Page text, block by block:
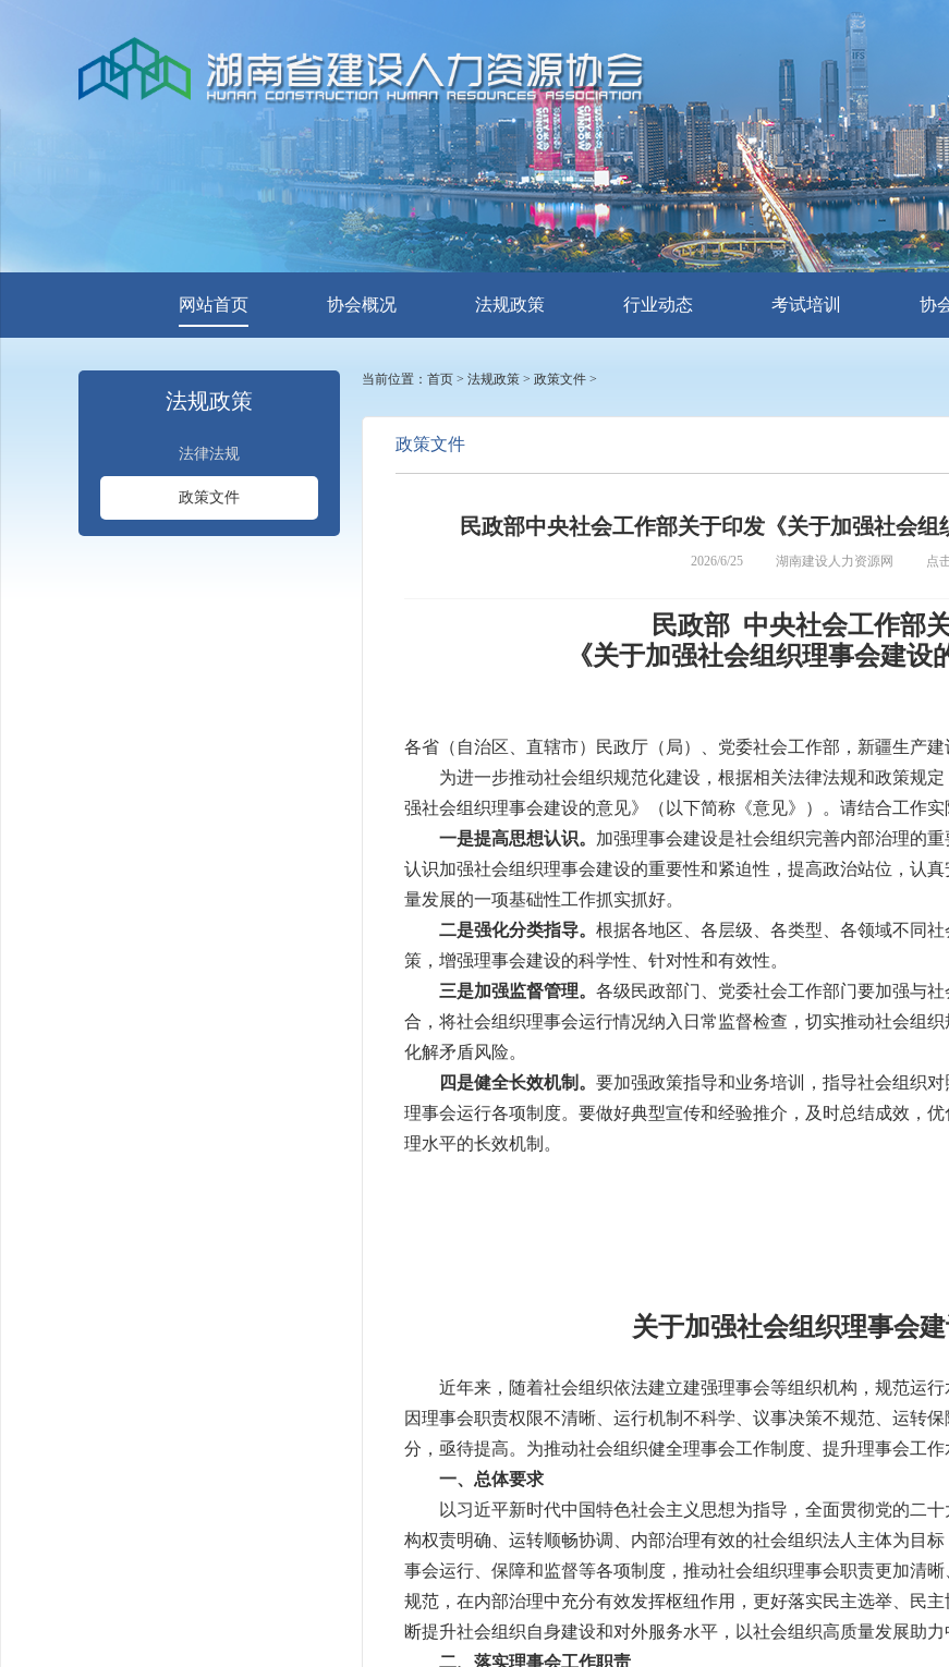
网站首页 协会概况 法规政策 行业动态 考试培训 协
法规政策
法律法规
政策文件
当前位置： 首页 > 法规政策 > 政策文件 >
政策文件
民政部中央社会工作部关于印发《关于加强社会
2026/6/25 湖南建设人力资源网 点
民政部 中央社会工作部
《关于加强社会组织理事会建设
各省（自治区、直辖市）民政厅（局）、党委社会工作部，新疆生产建
为进一步推动社会组织规范化建设，根据相关法律法规和政策规
强社会组织理事会建设的意见》（以下简称《意见》）。请结合工作实
一是提高思想认识。 加强理事会建设是社会组织完善内部治理的
认识加强社会组织理事会建设的重要性和紧迫性，提高政治站位，认
量发展的一项基础性工作抓实抓好。
二是强化分类指导。 根据各地区、各层级、各类型、各领域不同
策，增强理事会建设的科学性、针对性和有效性。
三是加强监督管理。 各级民政部门、党委社会工作部门要加强与
合，将社会组织理事会运行情况纳入日常监督检查，切实推动社会组
化解矛盾风险。
四是健全长效机制。 要加强政策指导和业务培训，指导社会组织
理事会运行各项制度。要做好典型宣传和经验推介，及时总结成效，
理水平的长效机制。
关于加强社会组织理事会
近年来，随着社会组织依法建立建强理事会等组织机构，规范运
因理事会职责权限不清晰、运行机制不科学、议事决策不规范、运转
分，亟待提高。为推动社会组织健全理事会工作制度、提升理事会工作
一、总体要求
以习近平新时代中国特色社会主义思想为指导，全面贯彻党的二
构权责明确、运转顺畅协调、内部治理有效的社会组织法人主体为目
事会运行、保障和监督等各项制度，推动社会组织理事会职责更加清
规范，在内部治理中充分有效发挥枢纽作用，更好落实民主选举、民
断提升社会组织自身建设和对外服务水平，以社会组织高质量发展助力
二、落实理事会工作职责